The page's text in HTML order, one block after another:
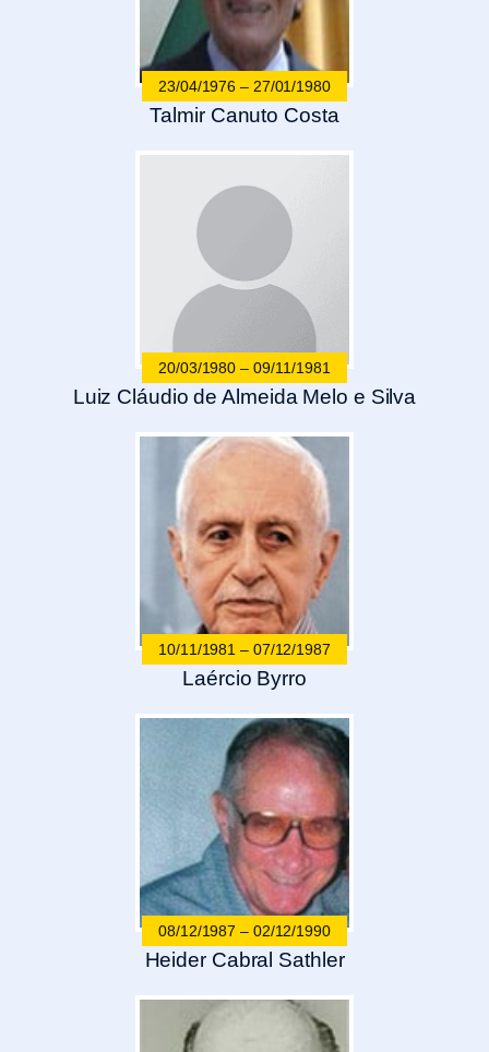
23/04/1976 – 27/01/1980
Talmir Canuto Costa
20/03/1980 – 09/11/1981
Luiz Cláudio de Almeida Melo e Silva
10/11/1981 – 07/12/1987
Laércio Byrro
08/12/1987 – 02/12/1990
Heider Cabral Sathler